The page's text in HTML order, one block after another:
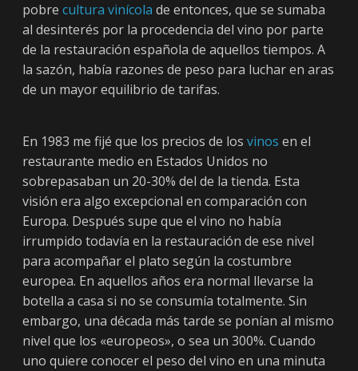
pobrecultura vinícola de entonces, que se sumaba
al desinterés por la procedencia del vino por parte
de la restauración española de aquellos tiempos. A
la sazón, había razones de peso para luchar en aras
de un mayor equilibrio de tarifas.
En 1983 me fijé que los precios de losvinosen el
restaurante medio en Estados Unidos no
sobrepasaban un 20-30% del de la tienda. Esta
visión era algo excepcional en comparación con
Europa. Después supe que el vino no había
irrumpido todavía en la restauración de ese nivel
para acompañar el plato según la costumbre
europea. En aquellos años era normal llevarse la
botella a casa si no se consumía totalmente. Sin
embargo, una década más tarde se ponían al mismo
nivel que los «europeos», o sea un 300%. Cuando
uno quiere conocer el peso del vino en una minuta